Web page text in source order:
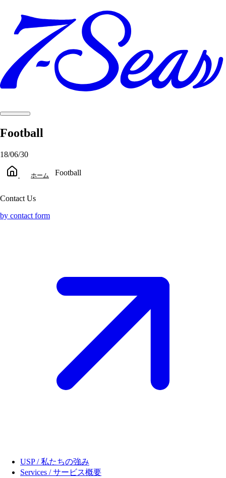
Football
18/06/30
ホーム Football
Contact Us
by contact form
USP / 私たちの強み
Services / サービス概要